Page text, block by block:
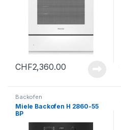
CHF2,360.00
Backofen
Miele Backofen H 2860-55
BP